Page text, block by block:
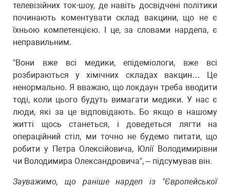
телевізійних ток-шоу, де навіть досвідчені політики
починають коментувати склад вакцини, що не є
їхньою компетенцією. І це, за словами нардепа, є
неправильним.
"Вони вже всі медики, епідеміологи, вже всі
розбираються у хімічних складах вакцин… Це
ненормально. Я вважаю, що локдаун треба вводити
тоді, коли цього будуть вимагати медики. У нас є
люди, які за це відповідають. Бо якщо в нашому
житті щось станеться, і доведеться лягти на
операційний стіл, ми точно не будемо питати, що
робити у Петра Олексійовича, Юлії Володимирівни
чи Володимира Олександровича", – підсумував він.
Зауважимо, що раніше нардеп із "Європейської